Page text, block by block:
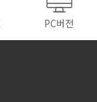
부품 공급으로 신
PC버전